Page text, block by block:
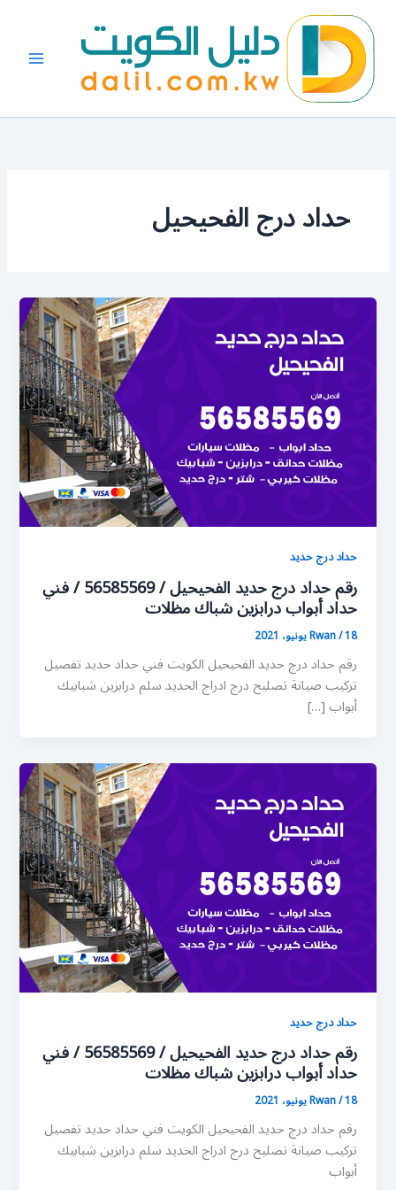
المحتوى
حداد درج الفحيحيل
حداد درج حديد
رقم حداد درج حديد الفحيحيل / 56585569 / فني
حداد أبواب درابزين شباك مظلات
Rwan/18 يونيو، 2021
رقم حداد درج حديد الفحيحيل الكويت فني حداد حديد تفصيل
تركيب صيانة تصليح درج ادراج الحديد سلم درابزين شبابيك
أبواب […]
حداد درج حديد
رقم حداد درج حديد الفحيحيل / 56585569 / فني
حداد أبواب درابزين شباك مظلات
Rwan/18 يونيو، 2021
رقم حداد درج حديد الفحيحيل الكويت فني حداد حديد تفصيل
تركيب صيانة تصليح درج ادراج الحديد سلم درابزين شبابيك
أبواب